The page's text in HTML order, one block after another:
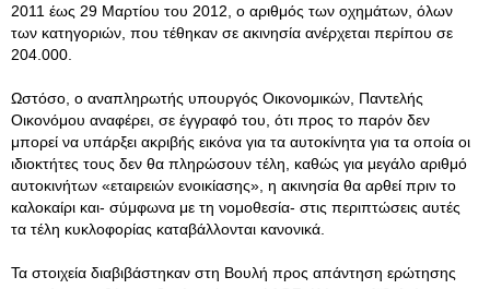
2011 έως 29 Μαρτίου του 2012, ο αριθμός των οχημάτων, όλων
των κατηγοριών, που τέθηκαν σε ακινησία ανέρχεται περίπου σε
204.000.
Ωστόσο, ο αναπληρωτής υπουργός Οικονομικών, Παντελής
Οικονόμου αναφέρει, σε έγγραφό του, ότι προς το παρόν δεν
μπορεί να υπάρξει ακριβής εικόνα για τα αυτοκίνητα για τα οποία οι
ιδιοκτήτες τους δεν θα πληρώσουν τέλη, καθώς για μεγάλο αριθμό
αυτοκινήτων «εταιρειών ενοικίασης», η ακινησία θα αρθεί πριν το
καλοκαίρι και- σύμφωνα με τη νομοθεσία- στις περιπτώσεις αυτές
τα τέλη κυκλοφορίας καταβάλλονται κανονικά.
Τα στοιχεία διαβιβάστηκαν στη Βουλή προς απάντηση ερώτησης